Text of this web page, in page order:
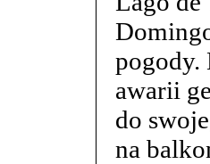
pogody.
awarii
do
na